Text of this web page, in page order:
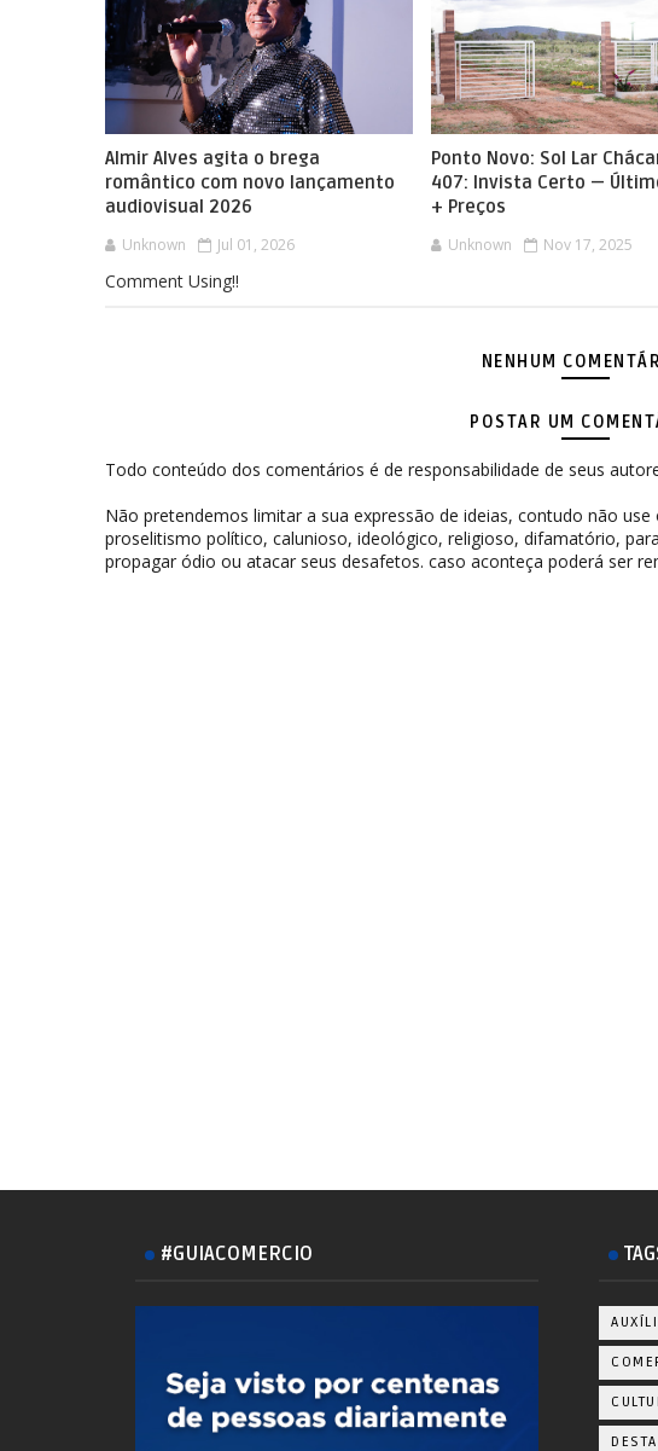
Almir Alves agita o brega
romântico com novo lançamento
audiovisual 2026
Unknown Jul 01, 2026
Ponto Novo: Sol Lar
407: Invista Certo —
+ Preços
Unknown Nov 17, 2025
Comment Using!!
NENHUM
POSTAR UM
Todo conteúdo dos comentários é de responsabilidade de seus
Não pretendemos limitar a sua expressão de ideias, contudo não
proselitismo político, calunioso, ideológico, religioso, difamatório,
propagar ódio ou atacar seus desafetos. caso aconteça poderá ser
#GUIACOMERCIO